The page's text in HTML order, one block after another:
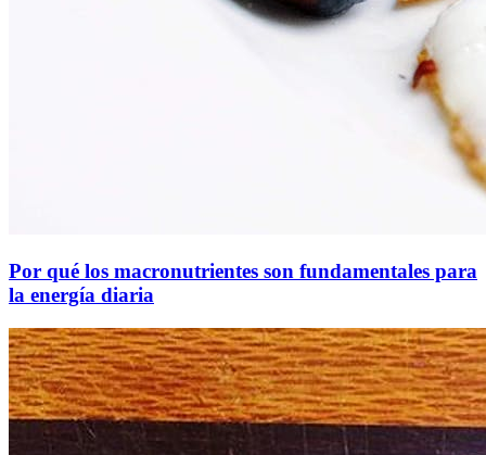
Por qué los macronutrientes son fundamentales para
la energía diaria